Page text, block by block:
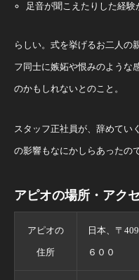
足音が聞こえたりした経験
らしい。式を挙げるお二人の
フ同士に嫉妬や恨みのような
のかもしれないとのこと。
スタッフ正社員が、辞めてい
の影響もなにかしらあったの
アピオの場所・アク
アピオの
住所
日本、〒
６００